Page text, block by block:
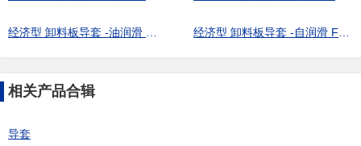
相关产品合辑
导套